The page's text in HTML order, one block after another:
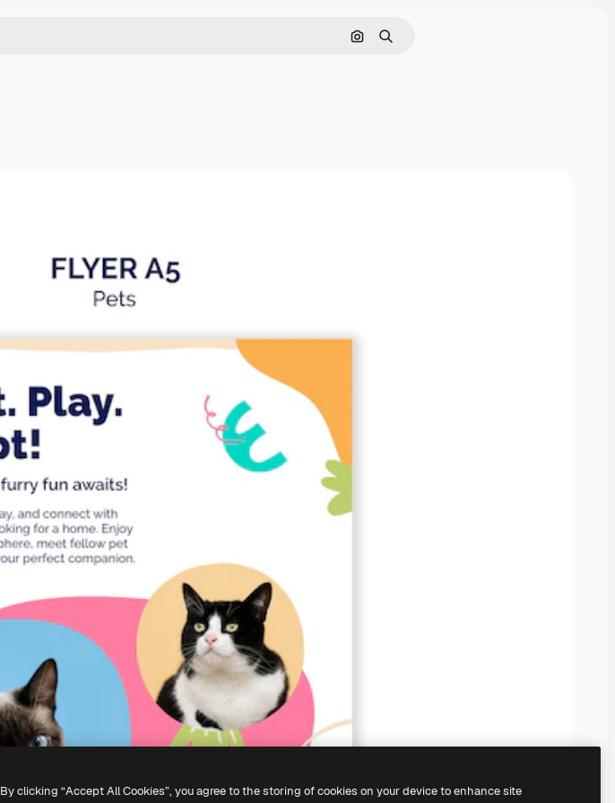
Pesquisar por imagem
Buscar
By clicking “Accept All Cookies”, you agree to the storing of cookies on your device to enhance site